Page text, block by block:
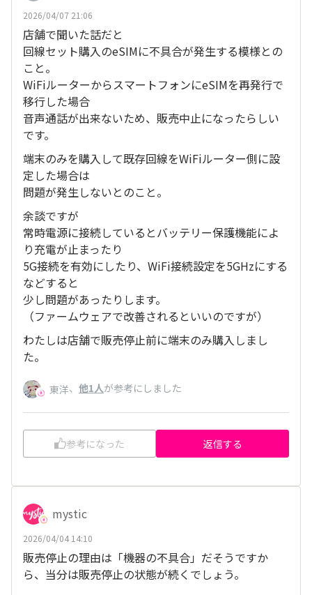
2026/04/07 21:06
店舗で聞いた話だと
回線セット購入のeSIMに不具合が発生する模様との
こと。
WiFiルーターからスマートフォンにeSIMを再発行で
移行した場合
音声通話が出来ないため、販売中止になったらしい
です。
端末のみを購入して既存回線をWiFiルーター側に設
定した場合は
問題が発生しないとのこと。
余談ですが
常時電源に接続しているとバッテリー保護機能によ
り充電が止まったり
5G接続を有効にしたり、WiFi接続設定を5GHzにする
などすると
少し問題があったりします。
（ファームウェアで改善されるといいのですが）
わたしは店舗で販売停止前に端末のみ購入しまし
た。
東洋、 他1人が参考にしました
参考になった 返信する
mystic
2026/04/04 14:10
販売停止の理由は「機器の不具合」だそうですか
ら、当分は販売停止の状態が続くでしょう。